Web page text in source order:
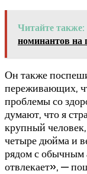
Читайте также:
номинантов на
Он также
переживающих,
проблемы со
думают, что я
крупный
четыре дюйма и
рядом с обычным
отвлекает», —